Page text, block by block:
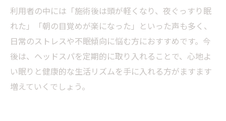
利用者の中には「施術後は頭が軽くなり、夜ぐっすり眠
れた」「朝の目覚めが楽になった」といった声も多く、
日常のストレスや不眠傾向に悩む方におすすめです。今
後は、ヘッドスパを定期的に取り入れることで、心地よ
い眠りと健康的な生活リズムを手に入れる方がますます
増えていくでしょう。